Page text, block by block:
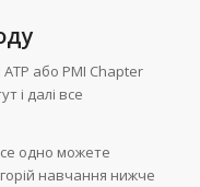
або PMI Chapter
і далі все
одно можете
навчання нижче